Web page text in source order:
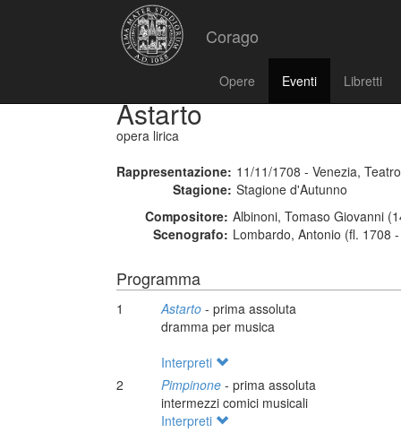
Corago
Opere Eventi Libretti
Astarto
opera lirica
Rappresentazione: 11/11/1708 - Venezia,
Stagione: Stagione d'Autunno
Compositore: Albinoni, Tomaso Giovanni
Scenografo: Lombardo, Antonio (fl. 1708
Programma
1 Astarto - prima assoluta
dramma per musica
Interpreti
2
Pimpinone - prima assoluta
intermezzi comici musicali
Interpreti